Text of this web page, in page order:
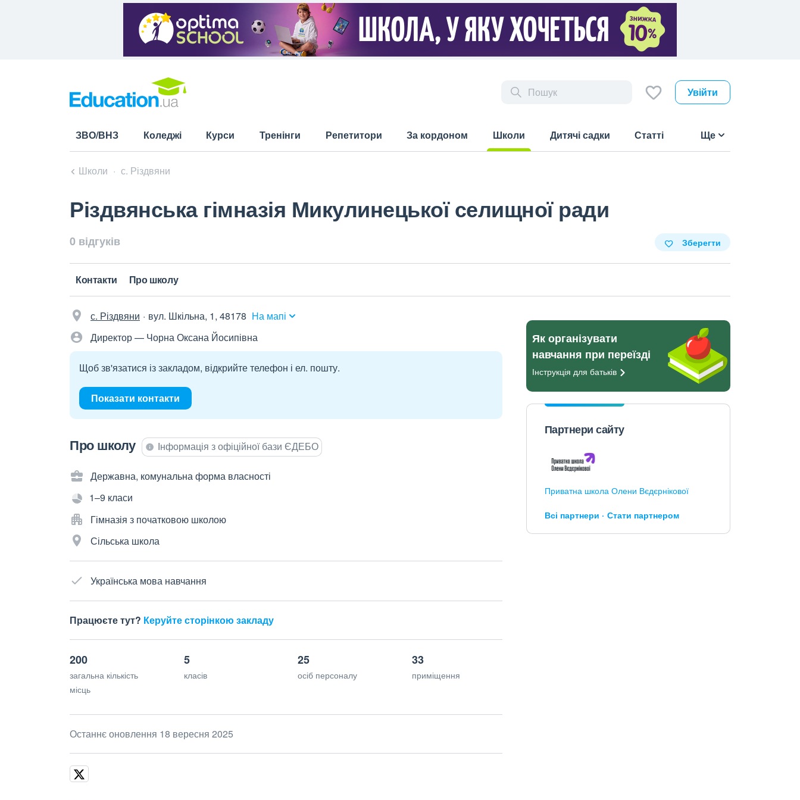
Увійти
ЗВО/ВНЗ Коледжі Курси Тренінги Репетитори За кордоном
Школи
Дитячі садки Статті Ще
Школи с. Різдвяни
Різдвянська гімназія Микулинецької селищної ради
0 відгуків Зберегти
Контакти Про школу
с. Різдвяни вул. Шкільна, 1, 48178 На мапі
Директор — Чорна Оксана Йосипівна
Щоб зв'язатися із закладом, відкрийте телефон і ел. пошту.
Показати контакти
Про школу Інформація з офіційної бази ЄДЕБО
Державна, комунальна форма власності
1–9 класи
Гімназія з початковою школою
Сільська школа
Українська мова навчання
Працюєте тут? Керуйте сторінкою закладу
200
загальна кількість
місць
5
класів
25
осіб персоналу
33
приміщення
Останнє оновлення 18 вересня 2025
Як організувати
навчання при переїзді
Інструкція для батьків
Партнери сайту
Приватна школа Олени Вєдєрнікової
Всі партнери Стати партнером